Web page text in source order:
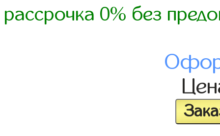
рассрочка 0% без